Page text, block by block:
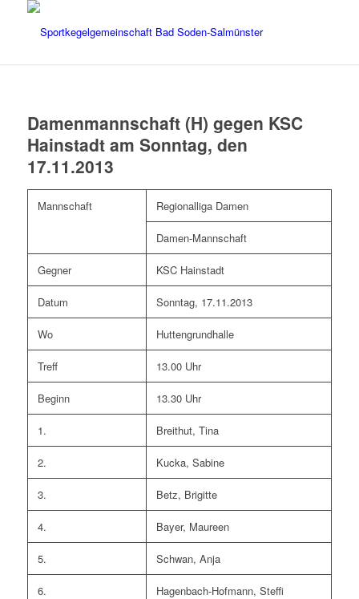
Damenmannschaft (H) gegen KSC
Hainstadt am Sonntag, den
17.11.2013
Mannschaft Regionalliga Damen
Damen-Mannschaft
Gegner KSC Hainstadt
Datum Sonntag, 17.11.2013
Wo Huttengrundhalle
Treff 13.00 Uhr
Beginn 13.30 Uhr
1. Breithut, Tina
2. Kucka, Sabine
3. Betz, Brigitte
4. Bayer, Maureen
5. Schwan, Anja
6. Hagenbach-Hofmann, Steffi